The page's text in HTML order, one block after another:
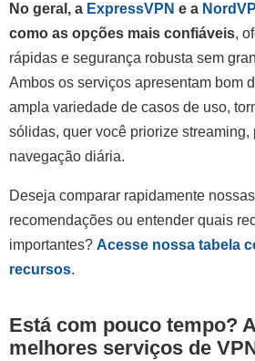
No geral, a ExpressVPN e a
como as opções mais confiáveis,
rápidas e segurança robusta sem
Ambos os serviços apresentam bom
ampla variedade de casos de uso,
sólidas, quer você priorize streaming,
navegação diária.
Deseja comparar rapidamente
recomendações ou entender quais
importantes? Acesse nossa tabela
recursos.
Está com pouco tempo?
melhores serviços de